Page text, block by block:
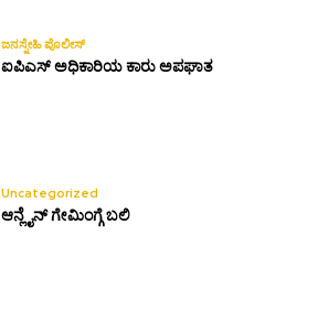
ಜನಸ್ನೇಹಿ ಪೊಲೀಸ್
ಐಪಿಎಸ್ ಅಧಿಕಾರಿಯ ಕಾರು ಅಪಘಾತ
Uncategorized
ಆನ್ಲೈನ್ ಗೇಮಿಂಗ್ಗೆ ಬಲಿ